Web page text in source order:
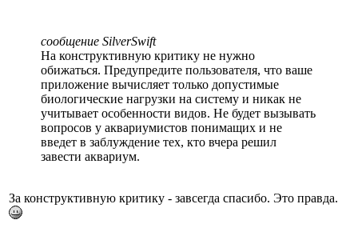
сообщение SilverSwift
На конструктивную критику не нужно
обижаться. Предупредите пользователя, что ваше
приложение вычисляет только допустимые
биологические нагрузки на систему и никак не
учитывает особенности видов. Не будет вызывать
вопросов у аквариумистов понимащих и не
введет в заблуждение тех, кто вчера решил
завести аквариум.
За конструктивную критику - завсегда спасибо. Это правда.